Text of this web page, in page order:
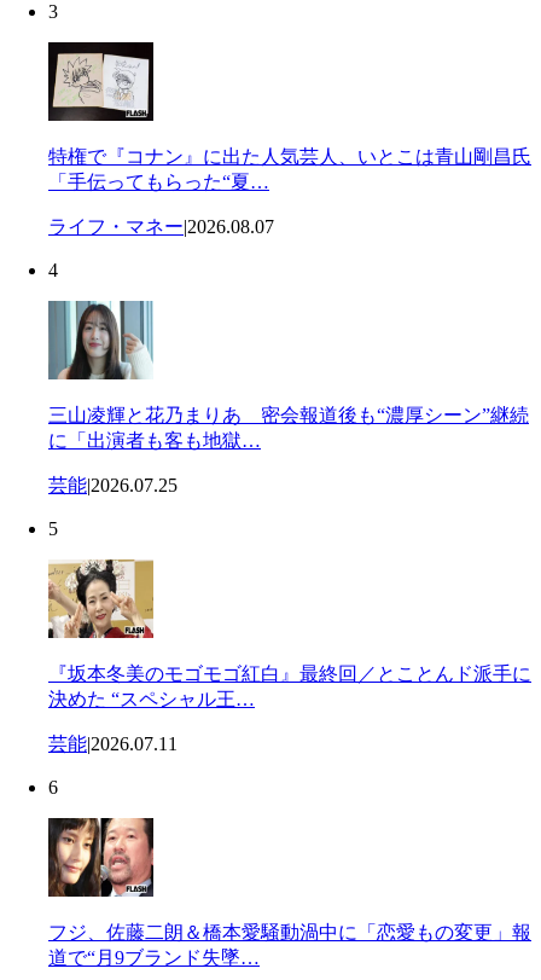
3
特権で『コナン』に出た人気芸人、いとこは青山剛昌氏
「手伝ってもらった“夏…
ライフ・マネー|2026.08.07
4
三山凌輝と花乃まりあ 密会報道後も“濃厚シーン”継続
に「出演者も客も地獄…
芸能|2026.07.25
5
『坂本冬美のモゴモゴ紅白』最終回／とことんド派手に
決めた “スペシャル王…
芸能|2026.07.11
6
フジ、佐藤二朗＆橋本愛騒動渦中に「恋愛もの変更」報
道で“月9ブランド失墜…